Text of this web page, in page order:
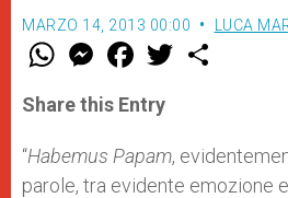
MARZO 14, 2013 00:00 LUCA
W
t
s
p
p
M
e
s
e
g
e
r
F
a
e
b
o
k
w
r
Share this Entry
“Habemus Papam,
parole, tra evidente emozione